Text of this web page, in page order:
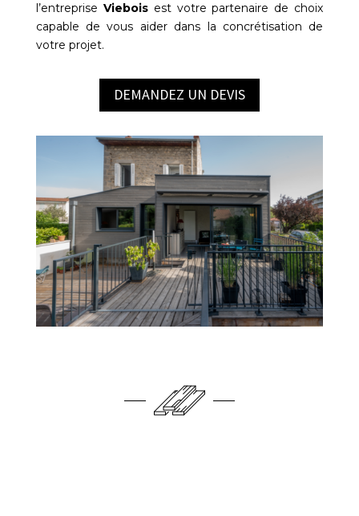
l’entreprise Vieboisest votre partenaire de choix
capable de vous aider dans la concrétisation de
votre projet.
DEMANDEZ UN DEVIS